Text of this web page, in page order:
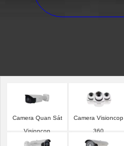
Camera Quan Sát
Visioncop
Camera Visioncop
360